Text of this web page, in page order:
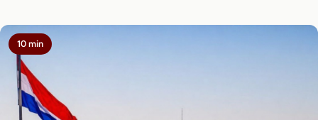
10 min